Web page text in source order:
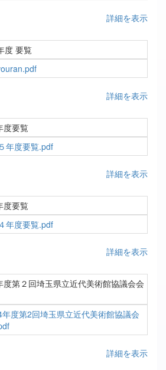
詳細を表示
度 要覧
詳細を表示
度要覧
年度要覧.pdf
詳細を表示
度要覧
年度要覧.pdf
詳細を表示
度第２回埼玉県立近代美術館協議会会
度第2回埼玉県立近代美術館協議会
詳細を表示